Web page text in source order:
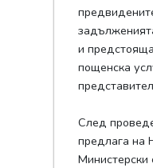
и
пощенска
След
предлага на
Министерски